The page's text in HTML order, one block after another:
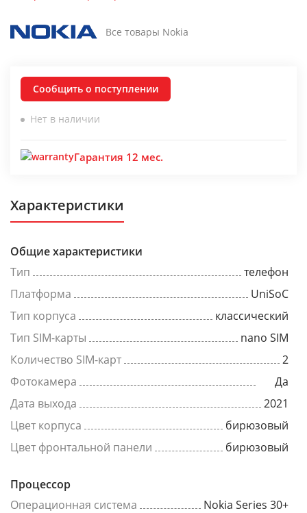
Все товары Nokia
Сообщить о поступлении
Нет в наличии
Гарантия 12 мес.
Характеристики
Общие характеристики
Тип
телефон
Платформа
UniSoC
Тип корпуса
классический
Тип SIM-карты
nano SIM
Количество SIM-карт
2
Фотокамера
Да
Дата выхода
2021
Цвет корпуса
бирюзовый
Цвет фронтальной панели
бирюзовый
Процессор
Операционная система
Nokia Series 30+